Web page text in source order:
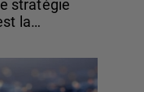
stratégie
la…